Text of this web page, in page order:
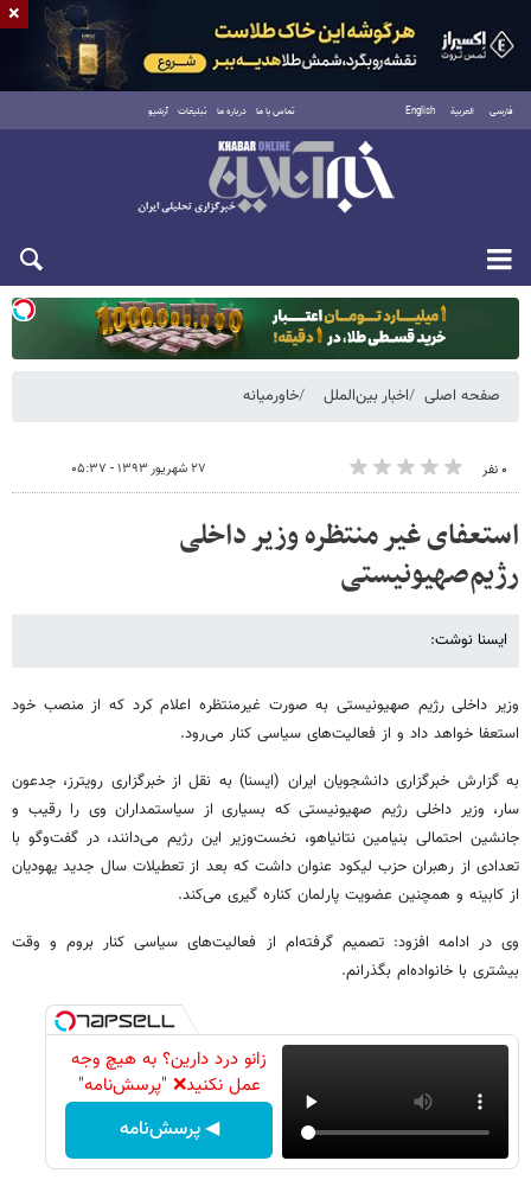
فارسی العربية English تماس با ما درباره ما تبلیغات آرشیو
یکشنبه ۱۸ مرداد ۱۴۰۵
صفحه اصلی اخبار بین‌الملل خاورمیانه
۰ نفر ۲۷ شهریور ۱۳۹۳ - ۰۵:۳۷
استعفای غیر منتظره وزیر داخلی
رژیم‌صهیونیستی
ایسنا نوشت:
وزیر داخلی رژیم صهیونیستی به صورت غیرمنتظره اعلام کرد که از منصب خود
استعفا خواهد داد و از فعالیت‌های سیاسی کنار می‌رود.
به گزارش خبرگزاری دانشجویان ایران (ایسنا) به نقل از خبرگزاری رویترز، جدعون
سار، وزیر داخلی رژیم صهیونیستی که بسیاری از سیاستمداران وی را رقیب و
جانشین احتمالی بنیامین نتانیاهو، نخست‌وزیر این رژیم می‌دانند، در گفت‌وگو با
تعدادی از رهبران حزب لیکود عنوان داشت که بعد از تعطیلات سال جدید یهودیان
از کابینه و همچنین عضویت پارلمان کناره گیری می‌کند.
وی در ادامه افزود: تصمیم گرفته‌ام از فعالیت‌های سیاسی کنار بروم و وقت
بیشتری با خانواده‌ام بگذرانم.
زانو درد دارین؟ به هیچ وجه
عمل نکنید❌ "پرسش‌نامه"
◀ پرسش‌نامه
×